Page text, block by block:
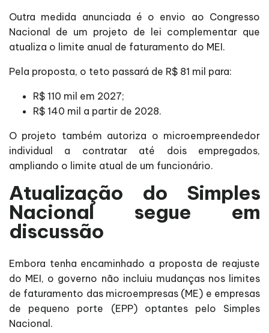
Outra medida anunciada é o envio ao Congresso
Nacional de um projeto de lei complementar que
atualiza o limite anual de faturamento do MEI.
Pela proposta, o teto passará de R$ 81 mil para:
R$ 110 mil em 2027;
R$ 140 mil a partir de 2028.
O projeto também autoriza o microempreendedor
individual a contratar até dois empregados,
ampliando o limite atual de um funcionário.
Atualização do Simples
Nacional segue em
discussão
Embora tenha encaminhado a proposta de reajuste
do MEI, o governo não incluiu mudanças nos limites
de faturamento das microempresas (ME) e empresas
de pequeno porte (EPP) optantes pelo Simples
Nacional.